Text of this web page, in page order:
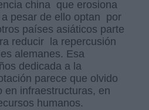
china que erosiona
pesar de ello optan por
países asiáticos parte
reducir la repercusión
alemanes. Esa
dedicada a la
parece que olvido
en infraestructuras, en
humanos.